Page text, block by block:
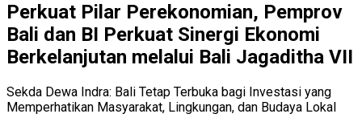
Perkuat Pilar Perekonomian, Pemprov
Bali dan BI Perkuat Sinergi Ekonomi
Berkelanjutan melalui Bali Jagaditha VII
Sekda Dewa Indra: Bali Tetap Terbuka bagi Investasi yang
Memperhatikan Masyarakat, Lingkungan, dan Budaya Lokal